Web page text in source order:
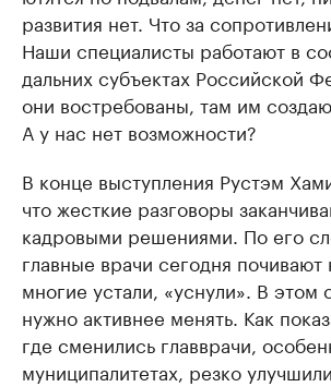
развития нет. Что за
Наши специалисты работают в
дальних субъектах Российской
они востребованы, там им
А у нас нет возможности?
В конце выступления Рустэм
что жесткие разговоры
кадровыми решениями. По его
главные врачи сегодня почивают
многие устали, «уснули». В этом
нужно активнее менять. Как
где сменились главврачи,
муниципалитетах, резко